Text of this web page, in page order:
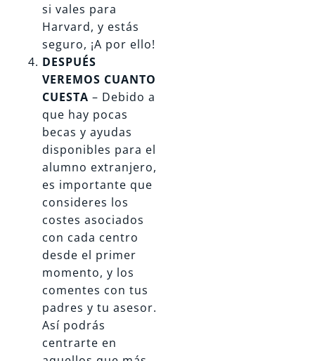
si vales para
Harvard, y estás
seguro, ¡A por ello!
DESPUÉS
VEREMOS CUANTO
CUESTA – Debido a
que hay pocas
becas y ayudas
disponibles para el
alumno extranjero,
es importante que
consideres los
costes asociados
con cada centro
desde el primer
momento, y los
comentes con tus
padres y tu asesor.
Así podrás
centrarte en